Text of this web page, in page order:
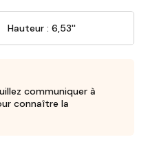
Hauteur : 6,53''
communiquer à
connaître la